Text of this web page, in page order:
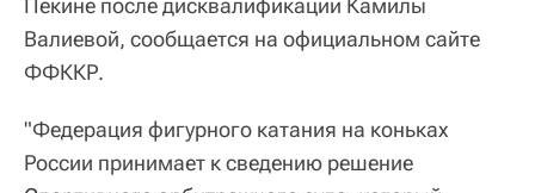
Валиевой, сообщается на официальном сайте
ФФККР.
"Федерация фигурного катания на коньках
России принимает к сведению решение